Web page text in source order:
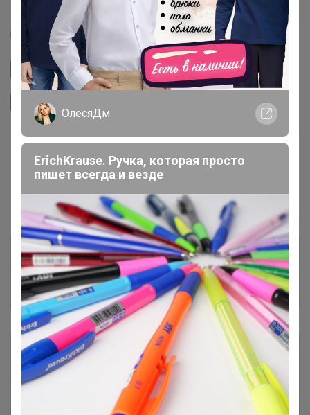
Артемида
Подписаться на закупку 893
Подписаться на организатора
В архиве Собрано
Ожидание ~ 5 дней
Комментарии к лотам 3.7K
Отзывы участников 12K
Описание
Условия участия
ОлесяДм
ErichKrause. Ручка, которая просто
пишет всегда и везде